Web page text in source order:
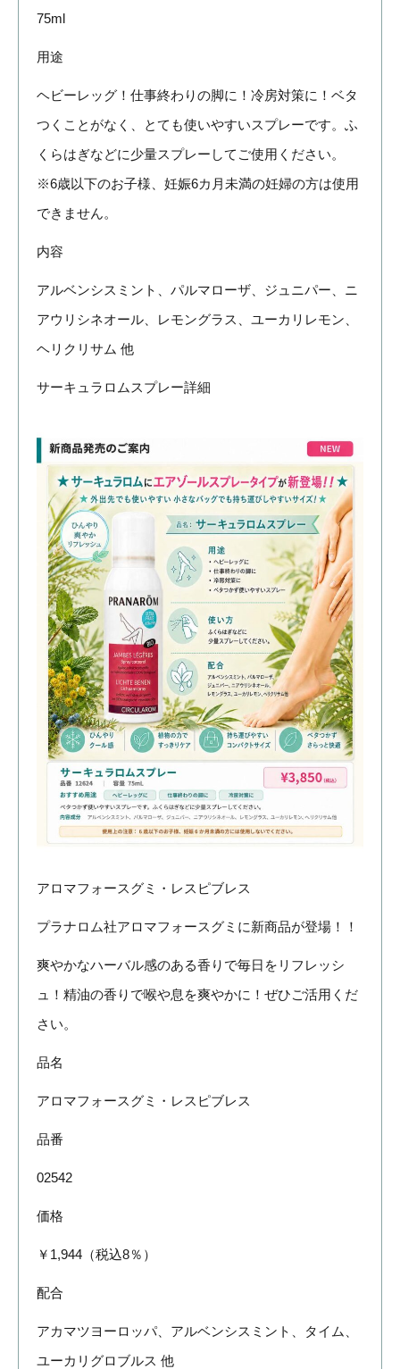
75ml
用途
ヘビーレッグ！仕事終わりの脚に！冷房対策に！ベタ
つくことがなく、とても使いやすいスプレーです。ふ
くらはぎなどに少量スプレーしてご使用ください。
※6歳以下のお子様、妊娠6カ月未満の妊婦の方は使用
できません。
内容
アルベンシスミント、パルマローザ、ジュニパー、ニ
アウリシネオール、レモングラス、ユーカリレモン、
ヘリクリサム 他
サーキュラロムスプレー詳細
アロマフォースグミ・レスピブレス
プラナロム社アロマフォースグミに新商品が登場！！
爽やかなハーバル感のある香りで毎日をリフレッシ
ュ！精油の香りで喉や息を爽やかに！ぜひご活用くだ
さい。
品名
アロマフォースグミ・レスピブレス
品番
02542
価格
￥1,944（税込8％）
配合
アカマツヨーロッパ、アルベンシスミント、タイム、
ユーカリグロブルス 他